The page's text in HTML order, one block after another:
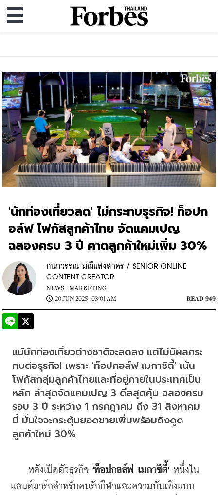
'นักท่องเที่ยวลด' ไม่กระทบธุรกิจ! ท็อปก
อล์ฟ โฟกัสลูกค้าไทย จัดแคมเปญ
ฉลองครบ 3 ปี คาดลูกค้าใหม่เพิ่ม 30%
กนกวรรณ มณีแสงสาคร / SENIOR ONLINE
CONTENT CREATOR
NEWS | MARKETING
20 JUN 2025 | 03:01 AM
READ 949
แม้นักท่องเที่ยวต่างชาติจะลดลง แต่ไม่มีผลกระ
ทบต่อธุรกิจ! เพราะ 'ท็อปกอล์ฟ เมกาซิตี้' เน้น
โฟกัสกลุ่มลูกค้าไทยและที่อยู่ภายในประเทศเป็น
หลัก ล่าสุดจัดแคมเปญ 3 ดีลสุดคุ้ม ฉลองครบ
รอบ 3 ปี ระหว่าง 1 กรกฎาคม ถึง 31 สิงหาคม
นี้ มั่นใจจะกระตุ้นยอดขายเพิ่มพร้อมดึงดูด
ลูกค้าใหม่ 30%
หลังเปิดตัวธุรกิจ 'ท็อปกอล์ฟ เมกาซิตี้' หนึ่งใน
แลนด์มาร์กสำหรับคนรักกีฬาและความบันเทิงแบบ